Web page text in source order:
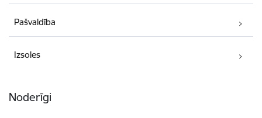
Pašvaldība
Izsoles
Noderīgi